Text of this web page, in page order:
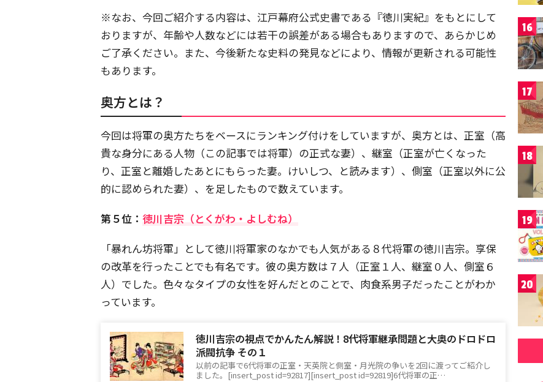
※なお、今回ご紹介する内容は、江戸幕府公式史書である『徳川実紀』をもとにして
おりますが、年齢や人数などには若干の誤差がある場合もありますので、あらかじめ
ご了承ください。また、今後新たな史料の発見などにより、情報が更新される可能性
もあります。
奥方とは？
今回は将軍の奥方たちをベースにランキング付けをしていますが、奥方とは、正室（高
貴な身分にある人物（この記事では将軍）の正式な妻）、継室（正室が亡くなった
り、正室と離婚したあとにもらった妻。けいしつ、と読みます）、側室（正室以外に公
的に認められた妻）、を足したもので数えています。
第５位： 徳川吉宗（とくがわ・よしむね）
「暴れん坊将軍」として徳川将軍家のなかでも人気がある８代将軍の徳川吉宗。享保
の改革を行ったことでも有名です。彼の奥方数は７人（正室１人、継室０人、側室６
人）でした。色々なタイプの女性を好んだとのことで、肉食系男子だったことがわか
っています。
徳川吉宗の視点でかんたん解説！8代将軍継承問題と大奥のドロドロ
派閥抗争 その１
以前の記事で6代将軍の正室・天英院と側室・月光院の争いを2回に渡ってご紹介し
ました。[insert_post id=92817][insert_post id=92819]6代将軍の正…
16
17
18
19
20